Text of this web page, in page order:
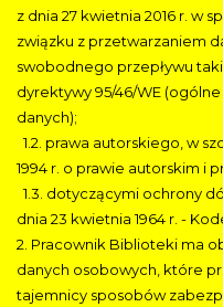
z dnia 27 kwietnia 2016 r. w
związku z przetwarzaniem
swobodnego przepływu
dyrektywy 95/46/WE
danych);
1.2. prawa autorskiego, w
1994 r. o prawie autorskim i
1.3. dotyczącymi ochrony
dnia 23 kwietnia 1964 r. -
2. Pracownik Biblioteki ma
danych osobowych, które
tajemnicy sposobów